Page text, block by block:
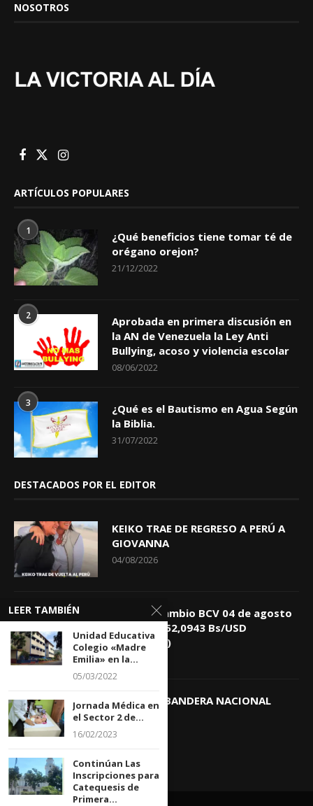
NOSOTROS
ARTÍCULOS POPULARES
1
¿Qué beneficios tiene tomar té de
orégano orejon?
21/12/2022
2
Aprobada en primera discusión en
la AN de Venezuela la Ley Anti
Bullying, acoso y violencia escolar
08/06/2022
3
¿Qué es el Bautismo en Agua Según
la Biblia.
31/07/2022
DESTACADOS POR EL EDITOR
KEIKO TRAE DE REGRESO A PERÚ A
GIOVANNA
04/08/2026
Tasa de Cambio BCV 04 de agosto
de 2026: 752,0943 Bs/USD
(+0,4418%)
04/08/2026
DIA DE LA BANDERA NACIONAL
03/08/2026
LEER TAMBIÉN
Unidad Educativa
Colegio «Madre
Emilia» en la...
05/03/2022
Jornada Médica en
el Sector 2 de...
16/02/2023
Continúan Las
Inscripciones para
Catequesis de
Primera...